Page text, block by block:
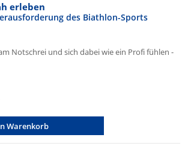
erleben
des Biathlon-Sports
Notschrei und sich dabei wie ein Profi fühlen -
Warenkorb